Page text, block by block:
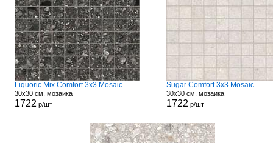
Liquoric Mix Comfort 3x3 Mosaic
30x30 см, мозаика
1722 р/шт
Sugar Comfort 3x3 Mosaic
30x30 см, мозаика
1722 р/шт